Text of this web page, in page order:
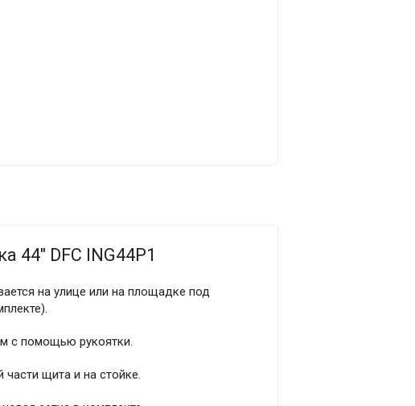
44" DFC ING44P1
на улице или на площадке под
с помощью рукоятки.
щита и на стойке.